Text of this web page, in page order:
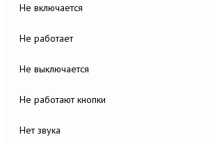
Не включается
Не работает
Не выключается
Не работают кнопки
Нет звука